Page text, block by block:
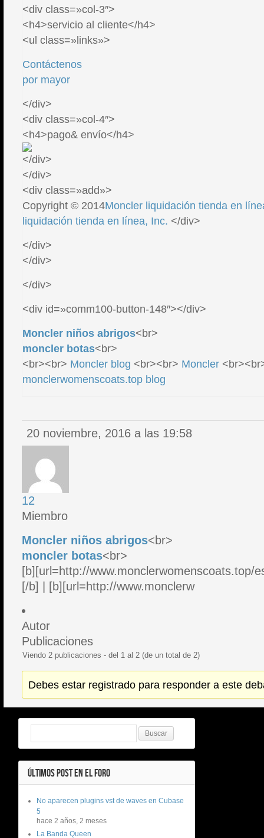
<div class=»col-3″>
<h4>servicio al cliente</h4>
<ul class=»links»>
Contáctenos
por mayor
</div>
<div class=»col-4″>
<h4>pago& envío</h4>
</div>
</div>
<div class=»add»>
Copyright © 2014Moncler liquidación tienda en
liquidación tienda en línea, Inc. </div>
</div>
</div>
</div>
<div id=»comm100-button-148″></div>
Moncler niños abrigos<br>
moncler botas<br>
<br><br> Moncler blog <br><br> Moncler
monclerwomenscoats.top blog
20 noviembre, 2016 a las 19:58
12
Miembro
Moncler niños abrigos<br>
moncler botas<br>
[b][url=http://www.monclerwomenscoats.top/
[/b] | [b][url=http://www.monclerw
Autor
Publicaciones
Viendo 2 publicaciones - del 1 al 2 (de un total de 2)
Debes estar registrado para responder a este
ÚLTIMOS POST EN EL FORO
No aparecen plugins vst de waves en Cubase
5
hace 2 años, 2 meses
La Banda Queen